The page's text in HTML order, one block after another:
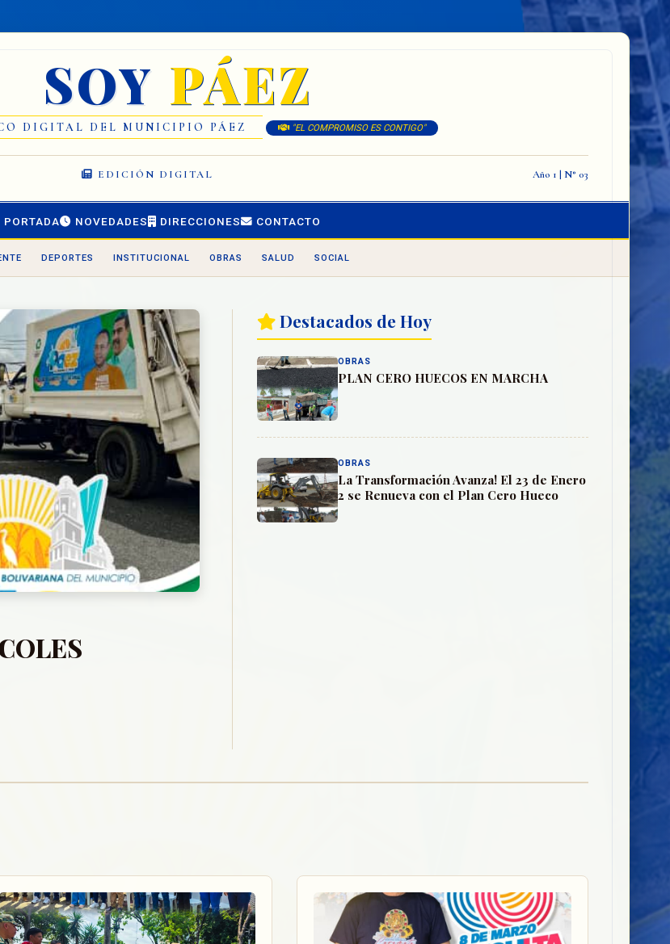
SOY PÁEZ
DIGITAL DEL MUNICIPIO PÁEZ "EL COMPROMISO ES CONTIGO"
EDICIÓN DIGITAL Año 1 | N° 03
PORTADA NOVEDADES DIRECCIONES CONTACTO
DEPORTES INSTITUCIONAL OBRAS SALUD SOCIAL
Destacados de Hoy
OBRAS
PLAN CERO HUECOS EN MARCHA
OBRAS
La Transformación Avanza! El 23 de Enero
2 se Renueva con el Plan Cero Hueco